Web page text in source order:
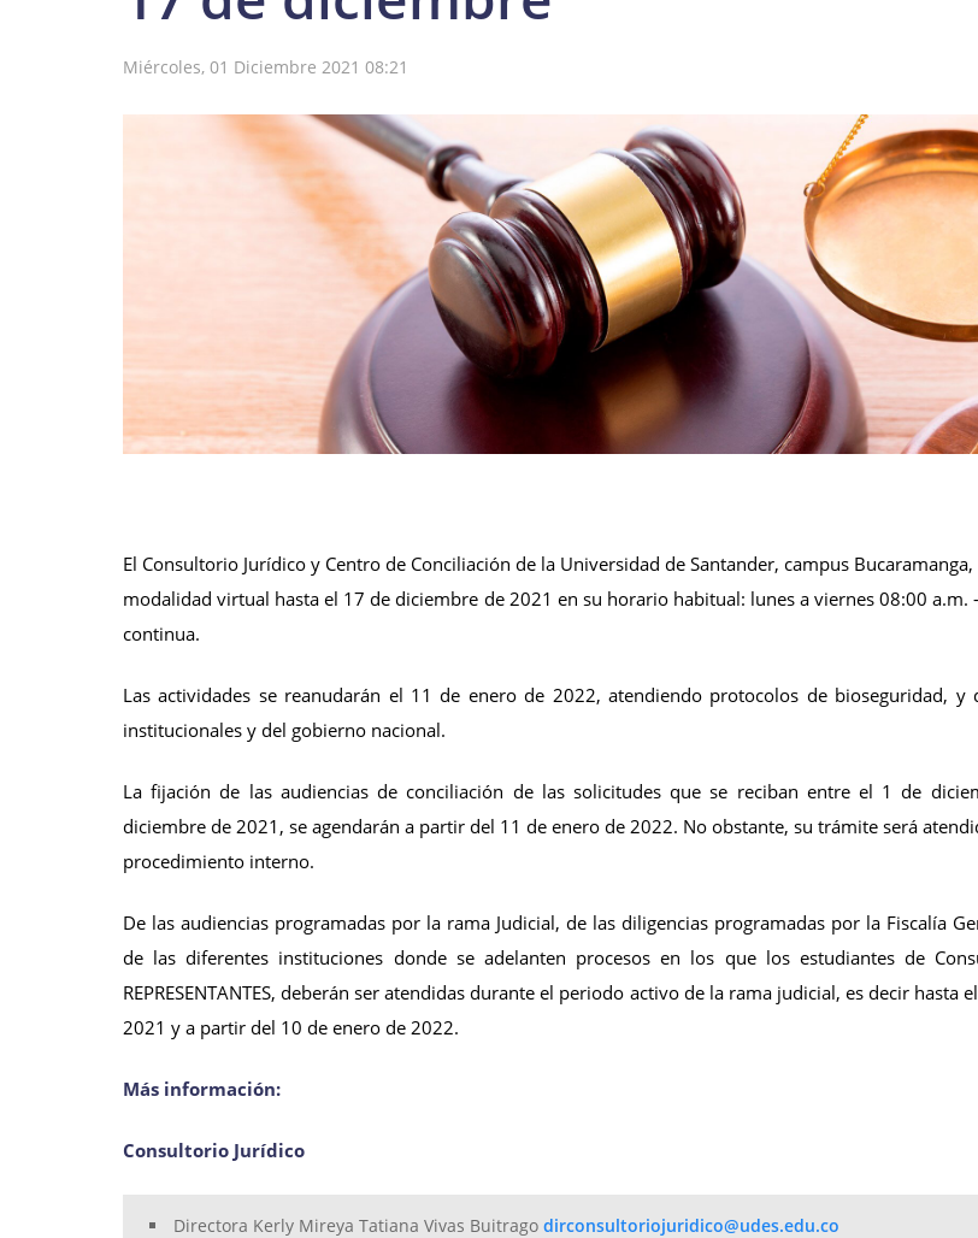
Miércoles, 01 Diciembre 2021 08:21
El Consultorio Jurídico y Centro de Conciliación de la Universidad de Santander, campus
modalidad virtual hasta el 17 de diciembre de 2021 en su horario habitual: lunes a viernes 08:00 a.m.
continua.
Las actividades se reanudarán el 11 de enero de 2022, atendiendo protocolos de bioseguridad, y
institucionales y del gobierno nacional.
La fijación de las audiencias de conciliación de las solicitudes que se reciban entre el 1 de
diciembre de 2021, se agendarán a partir del 11 de enero de 2022. No obstante, su trámite será
procedimiento interno.
De las audiencias programadas por la rama Judicial, de las diligencias programadas por la Fiscalía
de las diferentes instituciones donde se adelanten procesos en los que los estudiantes de
REPRESENTANTES, deberán ser atendidas durante el periodo activo de la rama judicial, es decir hasta
2021 y a partir del 10 de enero de 2022.
Más información:
Consultorio Jurídico
Directora Kerly Mireya Tatiana Vivas Buitrago